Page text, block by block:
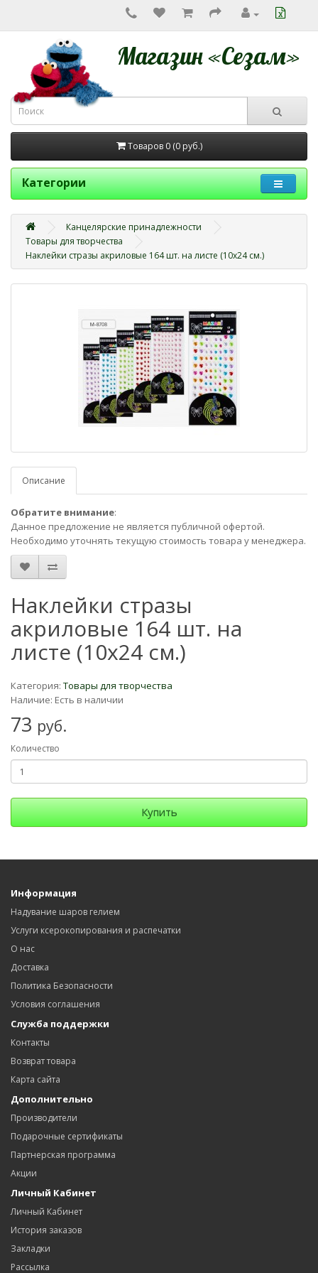
Магазин «Сезам»
Товаров 0 (0 руб.)
Категории
Канцелярские принадлежности
Товары для творчества
Наклейки стразы акриловые 164 шт. на листе (10х24 см.)
Описание
Обратите внимание:
Данное предложение не является публичной офертой.
Необходимо уточнять текущую стоимость товара у менеджера.
Наклейки стразы
акриловые 164 шт. на
листе (10х24 см.)
Категория: Товары для творчества
Наличие: Есть в наличии
73 руб.
Количество
Купить
Информация
Надувание шаров гелием
Услуги ксерокопирования и распечатки
О нас
Доставка
Политика Безопасности
Условия соглашения
Служба поддержки
Контакты
Возврат товара
Карта сайта
Дополнительно
Производители
Подарочные сертификаты
Партнерская программа
Акции
Личный Кабинет
Личный Кабинет
История заказов
Закладки
Рассылка